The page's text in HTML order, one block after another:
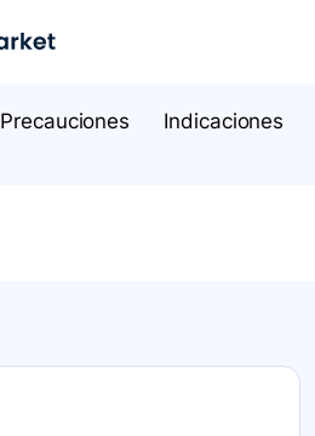
Precauciones Indicaciones